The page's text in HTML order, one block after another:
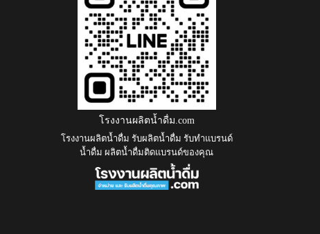
โรงงานผลิตน้ำดื่ม.com
โรงงานผลิตน้ำดื่ม รับผลิตน้ำดื่ม รับทำแบรนด์
น้ำดื่ม ผลิตน้ำดื่มติดแบรนด์ของคุณ